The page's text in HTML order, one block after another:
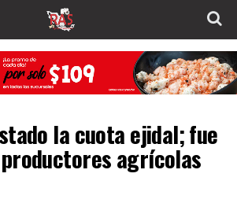
la cuota ejidal; fue
agrícolas